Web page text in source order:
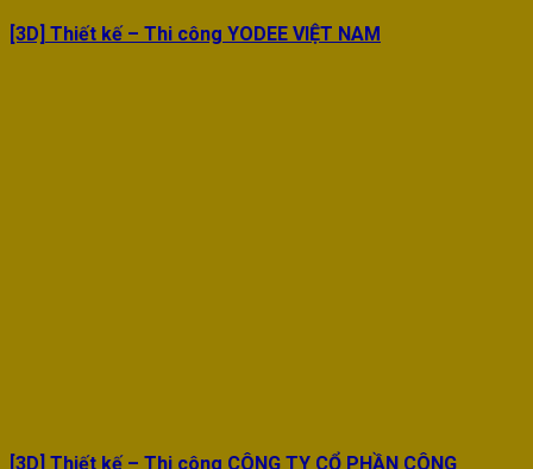
[3D] Thiết kế – Thi công YODEE VIỆT NAM
[3D] Thiết kế – Thi công CÔNG TY CỔ PHẦN CÔNG